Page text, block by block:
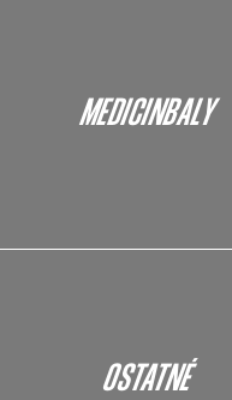
MEDICINBALY
OSTATNÉ